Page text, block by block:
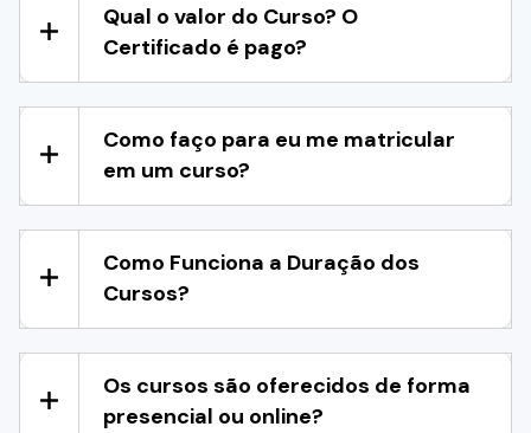
Qual o valor do Curso? O
Certificado é pago?
Como faço para eu me matricular
em um curso?
Como Funciona a Duração dos
Cursos?
Os cursos são oferecidos de forma
presencial ou online?